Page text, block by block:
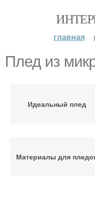
главная
Плед из
Идеальный плед
Материалы для